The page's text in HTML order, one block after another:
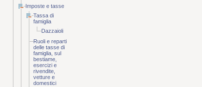
Imposte e tasse
Tassa di
famiglia
Dazzaioli
Ruoli e reparti
delle tasse di
famiglia, sul
bestiame,
esercizi e
rivendite,
vetture e
domestici